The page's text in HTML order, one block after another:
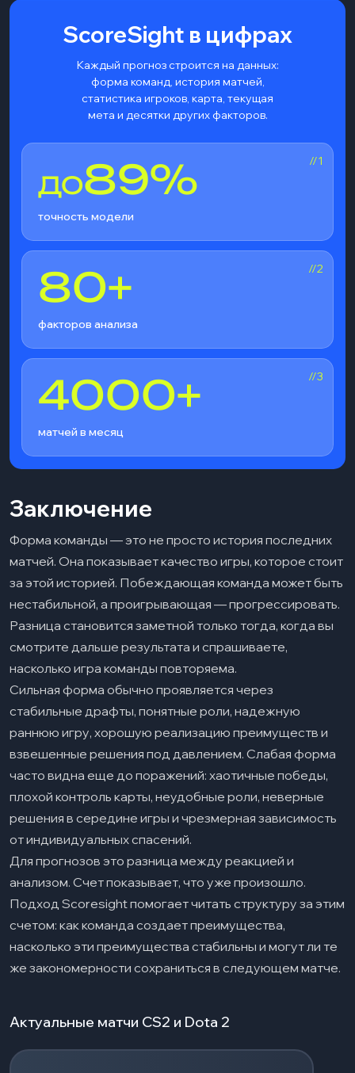
ScoreSight в цифрах
Каждый прогноз строится на данных:
форма команд, история матчей,
статистика игроков, карта, текущая
мета и десятки других факторов.
//1
ДО89%
точность модели
//2
80+
факторов анализа
//3
4000+
матчей в месяц
Заключение
Форма команды — это не просто история последних
матчей. Она показывает качество игры, которое стоит
за этой историей. Побеждающая команда может быть
нестабильной, а проигрывающая — прогрессировать.
Разница становится заметной только тогда, когда вы
смотрите дальше результата и спрашиваете,
насколько игра команды повторяема.
Сильная форма обычно проявляется через
стабильные драфты, понятные роли, надежную
раннюю игру, хорошую реализацию преимуществ и
взвешенные решения под давлением. Слабая форма
часто видна еще до поражений: хаотичные победы,
плохой контроль карты, неудобные роли, неверные
решения в середине игры и чрезмерная зависимость
от индивидуальных спасений.
Для прогнозов это разница между реакцией и
анализом. Счет показывает, что уже произошло.
Подход Scoresight помогает читать структуру за этим
счетом: как команда создает преимущества,
насколько эти преимущества стабильны и могут ли те
же закономерности сохраниться в следующем матче.
Актуальные матчи CS2 и Dota 2
Загрузка событий...